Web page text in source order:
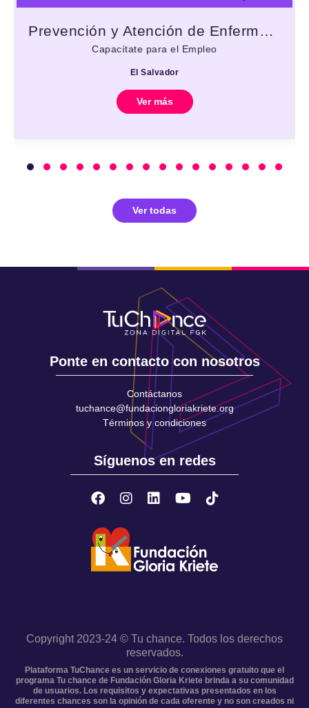
Prevención y Atención de Enfermedades Obstétricas - Tercer trimestre
Capacítate para el Empleo
El Salvador
Ver más
Ver todas
Ponte en contacto con nosotros
Contáctanos
tuchance@fundaciongloriakriete.org
Términos y condiciones
Síguenos en redes
Copyright 2023-24 © Tu chance. Todos los derechos
reservados.
Plataforma TuChance es un servicio de conexiones gratuito que el
programa Tu chance de Fundación Gloria Kriete brinda a su comunidad
de usuarios. Los requisitos y expectativas presentados en los
diferentes chances son la opinión de cada oferente y no son creados ni